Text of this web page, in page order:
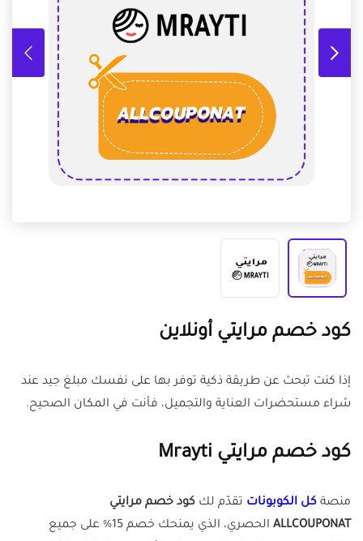
كود خصم مرايتي أونلاين
إذا كنت تبحث عن طريقة ذكية توفر بها على نفسك مبلغ جيد عند
شراء مستحضرات العناية والتجميل، فأنت في المكان الصحيح.
كود خصم مرايتي Mrayti
منصة كل الكوبونات تقدّم لك كود خصم مرايتي
ALLCOUPONAT
الحصري، الذي يمنحك خصم 15% على جميع